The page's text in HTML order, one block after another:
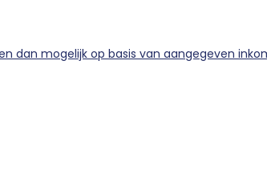
dan mogelijk op basis van aangegeven